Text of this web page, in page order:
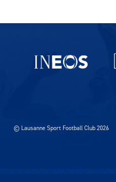
Partenaires du lausanne-Sport
© Lausanne Sport Football Club 2026